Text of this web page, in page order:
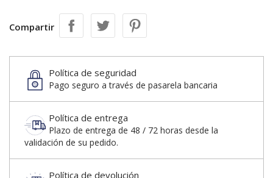
Compartir
Política de seguridad
Pago seguro a través de pasarela bancaria
Política de entrega
Plazo de entrega de 48 / 72 horas desde la
validación de su pedido.
Política de devolución